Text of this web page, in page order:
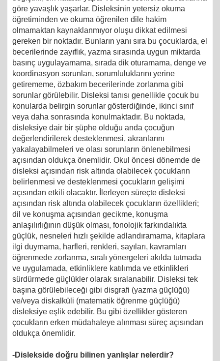
göre yavaşlık yaşarlar. Disleksinin yetersiz okuma
öğretiminden ve okuma öğrenilen dile hakim
olmamaktan kaynaklanmıyor oluşu dikkat edilmesi
gereken bir noktadır. Bunların yanı sıra bu çocuklarda, el
becerilerinde zayıflık, yazma sırasında uygun miktarda
basınç uygulayamama, sırada dik oturamama, denge ve
koordinasyon sorunları, sorumluluklarını yerine
getirememe, özbakım becerilerinde zorlanma gibi
sorunlar görülebilir. Disleksi tanısı genellikle çocuk bu
konularda belirgin sorunlar gösterdiğinde, ikinci sınıf
veya daha sonrasında konulmaktadır. Bu noktada,
disleksiye dair bir şüphe olduğu anda çocuğun
değerlendirilerek desteklenmesi, akranlarını
yakalayabilmeleri ve olası sorunların önlenebilmesi
açısından oldukça önemlidir. Okul öncesi dönemde de
disleksi açısından risk altında olabilecek çocukların
belirlenmesi ve desteklenmesi çocukların gelişimi
açısından etkili olacaktır. İlerleyen süreçte disleksi
açısından risk altında olabilecek çocukların özellikleri;
dil ve konuşma açısından gecikme, konuşma
anlaşılırlığının düşük olması, fonolojik farkındalıkta
güçlük, nesneleri hızlı şekilde adlandıramama, kitaplara
ilgi duymama, harfleri, renkleri, sayıları, kavramları
öğrenmede zorlanma, sıralı yönergeleri akılda tutmada
ve uygulamada, etkinliklere katılımda ve etkinlikleri
sürdürmede güçlükler olarak sıralanabilir. Disleksi tek
başına görülebileceği gibi disgrafi (yazma güçlüğü)
ve/veya diskalküli (matematik öğrenme güçlüğü)
disleksiye eşlik edebilir. Bu gibi özellikler gösteren
çocukların erken müdahaleye alınması süreç açısından
oldukça önemlidir.
-Dislekside doğru bilinen yanlışlar nelerdir?